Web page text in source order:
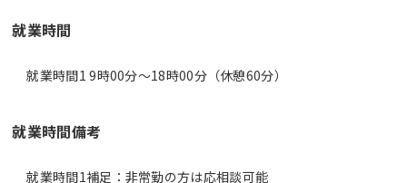
就業時間
就業時間1 9時00分〜18時00分（休憩60分）
就業時間備考